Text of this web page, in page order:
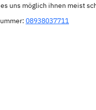
uns möglich ihnen meist
08938037711